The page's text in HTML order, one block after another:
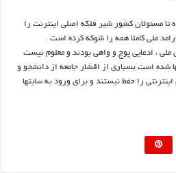
تا مسئولان کشور شیر فلکه اصلی اینترنت را
ملی کاملا همه را شوکه کرده است .
، ادعایی پوچ و واهی بودند و معلوم نیست
شده است بسیاری از اقشار جامعه از دانشجو و
را حفظ نیستند و برای ورود به سایتها